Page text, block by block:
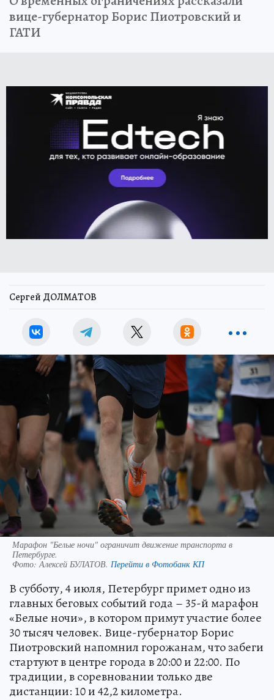
вице-губернатор Борис Пиотровский и
ГАТИ
Сергей ДОЛМАТОВ
Марафон "Белые ночи" ограничит движение транспорта в
Петербурге.
Фото: Алексей БУЛАТОВ. Перейти в Фотобанк КП
В субботу, 4 июля, Петербург примет одно из
главных беговых событий года – 35-й марафон
«Белые ночи», в котором примут участие более
30 тысяч человек. Вице-губернатор Борис
Пиотровский напомнил горожанам, что забеги
стартуют в центре города в 20:00 и 22:00. По
традиции, в соревновании только две
дистанции: 10 и 42,2 километра.